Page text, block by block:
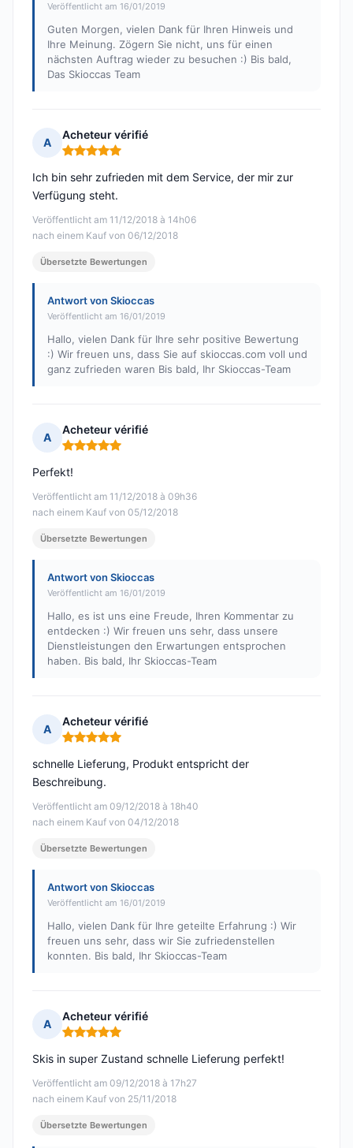
Veröffentlicht am 16/01/2019
Guten Morgen, vielen Dank für Ihren Hinweis und
Ihre Meinung. Zögern Sie nicht, uns für einen
nächsten Auftrag wieder zu besuchen :) Bis bald,
Das Skioccas Team
A
Acheteur vérifié
Hinweis: 5 von 5
Veröffentlicht am 11/12/2018 à 14h06
nach einem Kauf von 06/12/2018
Ich bin sehr zufrieden mit dem Service, der mir zur
Verfügung steht.
Übersetzte Bewertungen
Antwort von Skioccas
Veröffentlicht am 16/01/2019
Hallo, vielen Dank für Ihre sehr positive Bewertung
:) Wir freuen uns, dass Sie auf skioccas.com voll und
ganz zufrieden waren Bis bald, Ihr Skioccas-Team
A
Acheteur vérifié
Hinweis: 5 von 5
Veröffentlicht am 11/12/2018 à 09h36
nach einem Kauf von 05/12/2018
Perfekt!
Übersetzte Bewertungen
Antwort von Skioccas
Veröffentlicht am 16/01/2019
Hallo, es ist uns eine Freude, Ihren Kommentar zu
entdecken :) Wir freuen uns sehr, dass unsere
Dienstleistungen den Erwartungen entsprochen
haben. Bis bald, Ihr Skioccas-Team
A
Acheteur vérifié
Hinweis: 5 von 5
Veröffentlicht am 09/12/2018 à 18h40
nach einem Kauf von 04/12/2018
schnelle Lieferung, Produkt entspricht der
Beschreibung.
Übersetzte Bewertungen
Antwort von Skioccas
Veröffentlicht am 16/01/2019
Hallo, vielen Dank für Ihre geteilte Erfahrung :) Wir
freuen uns sehr, dass wir Sie zufriedenstellen
konnten. Bis bald, Ihr Skioccas-Team
A
Acheteur vérifié
Hinweis: 5 von 5
Veröffentlicht am 09/12/2018 à 17h27
nach einem Kauf von 25/11/2018
Skis in super Zustand schnelle Lieferung perfekt!
Übersetzte Bewertungen